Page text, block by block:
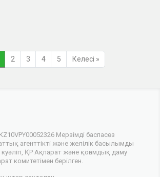
2 3 4 5 Келесі »
Мерзімді баспасөз
агенттікті және желілік басылымды
ҚР Ақпарат және қоғамдық даму
комитетімен берілген.